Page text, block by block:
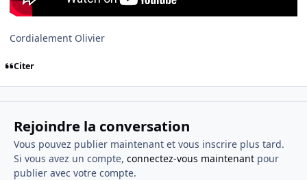
Cordialement Olivier
Citer
Rejoindre la conversation
Vous pouvez publier maintenant et vous inscrire plus tard.
Si vous avez un compte, connectez-vous maintenantpour
publier avec votre compte.